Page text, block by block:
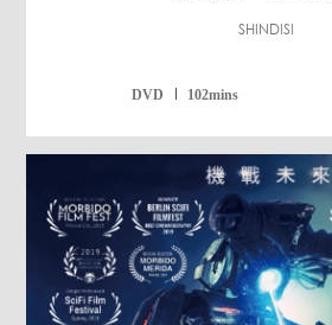
SHINDISI
DVD 102mins